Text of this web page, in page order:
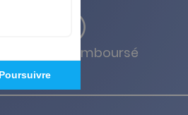
Satisfait ou remboursé